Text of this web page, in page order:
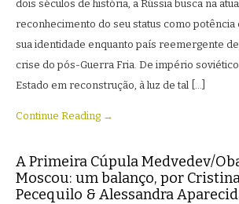
dois séculos de história, a Rússia busca na
reconhecimento do seu status como potência
sua identidade enquanto país reemergente
crise do pós-Guerra Fria. De império soviético
Estado em reconstrução, à luz de tal […]
Continue Reading →
A Primeira Cúpula Medvedev/
Moscou: um balanço, por
Pecequilo & Alessandra